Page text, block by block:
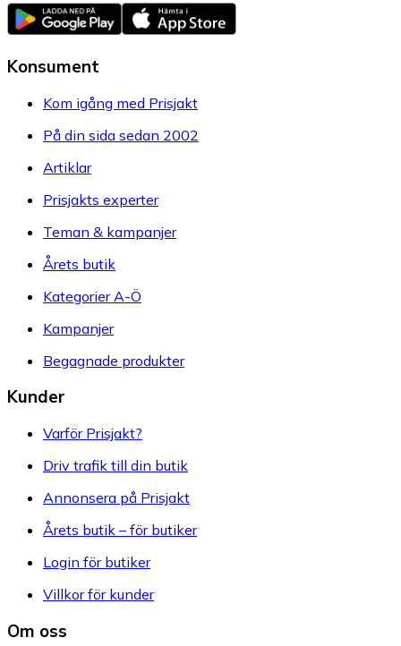
Konsument
Kom igång med Prisjakt
På din sida sedan 2002
Artiklar
Prisjakts experter
Teman & kampanjer
Årets butik
Kategorier A-Ö
Kampanjer
Begagnade produkter
Kunder
Varför Prisjakt?
Driv trafik till din butik
Annonsera på Prisjakt
Årets butik – för butiker
Login för butiker
Villkor för kunder
Om oss